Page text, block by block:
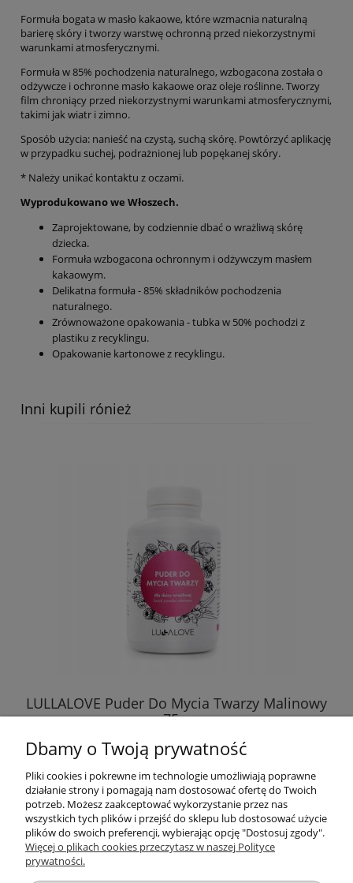
Formuła bogata w masło kakaowe, które wzmacnia naturalną
barierę skóry i tworzy warstwę ochronną przed niekorzystnymi
warunkami atmosferycznymi.
Formuła w 85% pochodzenia naturalnego, wzbogacona została o
odżywcze i ochronne masło kakaowe oraz oleje roślinne. Tworzy
film chroniący przed niekorzystnymi warunkami atmosferycznymi,
takimi jak wiatr i zimno.
Sposób użycia: nanieść na czystą, suchą skórę. Powtórzyć aplikację
w przypadku suchej, podrażnionej lub popękanej skóry.
* Należy unikać kontaktu z oczami.
Wyprodukowano we Włoszech.
Zaprojektowane, by codziennie dbać o wrażliwą skórę
dziecka.
Formuła wzbogacona ochronnym i odżywczym masłem
kakaowym.
Delikatna formuła - 85% składników pochodzenia
naturalnego.
Zrównoważone opakowania - tubka w 50% pochodzi z
plastiku z recyklingu.
Opakowanie kartonowe z recyklingu.
Inni kupili rónież
LULLALOVE Puder Do Mycia Twarzy Malinowy
75 g
59,99 zł
DO KOSZYKA
Dbamy o Twoją prywatność
Pliki cookies i pokrewne im technologie umożliwiają poprawne
działanie strony i pomagają nam dostosować ofertę do Twoich
potrzeb. Możesz zaakceptować wykorzystanie przez nas
wszystkich tych plików i przejść do sklepu lub dostosować użycie
plików do swoich preferencji, wybierając opcję "Dostosuj zgody".
Więcej o plikach cookies przeczytasz w naszej Polityce
prywatności.